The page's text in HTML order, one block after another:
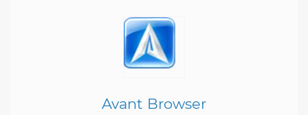
Avant Browser